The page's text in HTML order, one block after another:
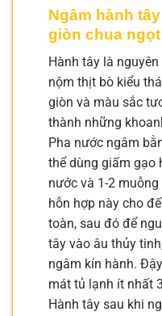
Ngâm hành
giòn chua ngọt
Hành tây là
nộm thịt bò kiểu
giòn và màu sắc
thành những
Pha nước ngâm
thể dùng giấm gạo
nước và 1-2
hỗn hợp này cho
toàn, sau đó để
tây vào âu thủy
ngâm kín hành.
mát tủ lạnh ít nhất
Hành tây sau khi